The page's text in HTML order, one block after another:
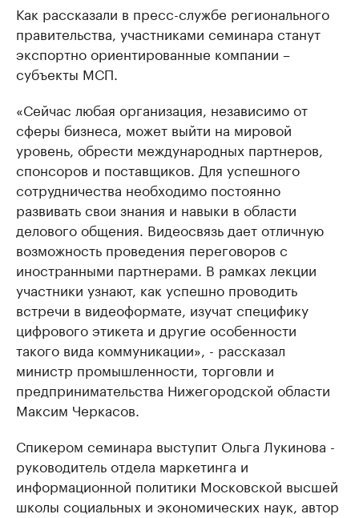
Как рассказали в пресс-службе регионального
правительства, участниками семинара станут
экспортно ориентированные компании –
субъекты МСП.
«Сейчас любая организация, независимо от
сферы бизнеса, может выйти на мировой
уровень, обрести международных партнеров,
спонсоров и поставщиков. Для успешного
сотрудничества необходимо постоянно
развивать свои знания и навыки в области
делового общения. Видеосвязь дает отличную
возможность проведения переговоров с
иностранными партнерами. В рамках лекции
участники узнают, как успешно проводить
встречи в видеоформате, изучат специфику
цифрового этикета и другие особенности
такого вида коммуникации», - рассказал
министр промышленности, торговли и
предпринимательства Нижегородской области
Максим Черкасов.
Спикером семинара выступит Ольга Лукинова -
руководитель отдела маркетинга и
информационной политики Московской высшей
школы социальных и экономических наук, автор